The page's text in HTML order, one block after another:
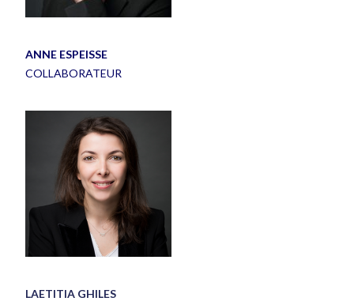
ANNE ESPEISSE
COLLABORATEUR
LAETITIA GHILES